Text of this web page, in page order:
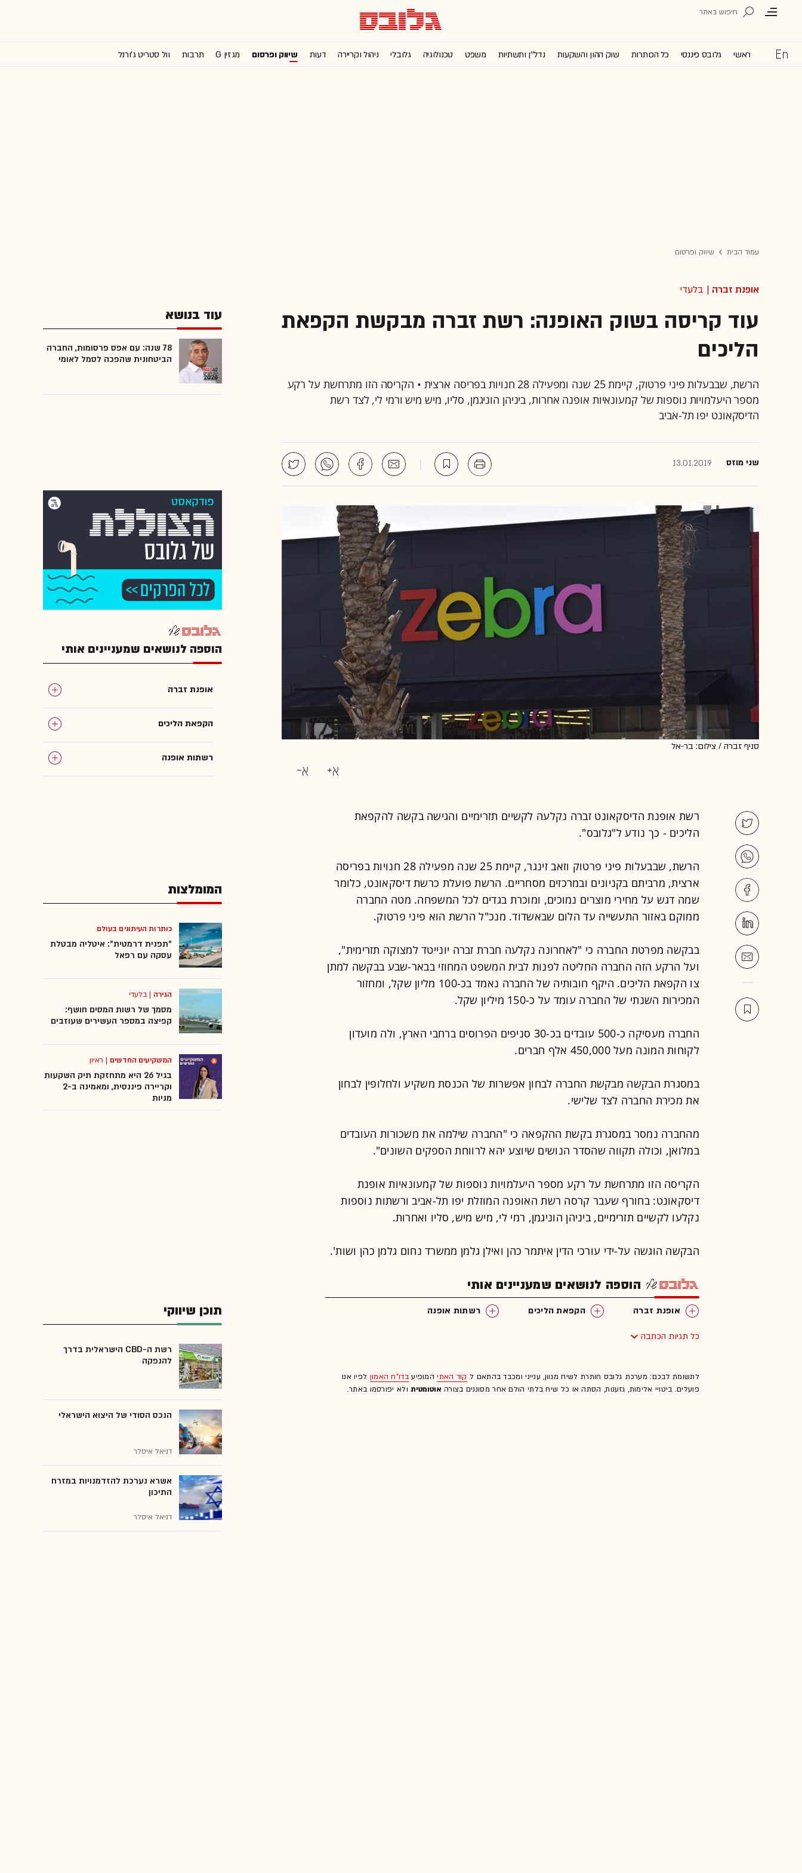
ראשי גלובס פיננסי כל הכותרות שוק ההון והשקעות נדל''ן ותשתיות משפט טכנולוגיה גלובלי ניהול וקריירה דעות שיווק ופרסום מגזין G תרבות וול סטריט ג'ורנל
עמוד הבית שיווק ופרסום
אופנת זברה | בלעדי
עוד קריסה בשוק האופנה: רשת זברה מבקשת הקפאת
הליכים
הרשת, שבבעלות פיני פרטוק, קיימת 25 שנה ומפעילה 28 חנויות בפריסה ארצית • הקריסה הזו מתרחשת על רקע
מספר היעלמויות נוספות של קמעונאיות אופנה אחרות, ביניהן הוניגמן, סליו, מיש מיש ורמי לי, לצד רשת
הדיסקאונט יפו תל-אביב
שני מוזס 13.01.2019
סניף זברה / צילום: בר-אל
רשת אופנת הדיסקאונט זברה נקלעה לקשיים תזרימיים והגישה בקשה להקפאת
הליכים - כך נודע ל"גלובס".
הרשת, שבבעלות פיני פרטוק וזאב זינגר, קיימת 25 שנה מפעילה 28 חנויות בפריסה
ארצית, מרביתם בקניונים ובמרכזים מסחריים. הרשת פועלת כרשת דיסקאונט, כלומר
שמה דגש על מחירי מוצרים נמוכים, ומוכרת בגדים לכל המשפחה. מטה החברה
ממוקם באזור התעשייה עד הלום שבאשדוד. מנכ"ל הרשת הוא פיני פרטוק.
בבקשה מפרטת החברה כי "לאחרונה נקלעה חברת זברה יונייטד למצוקה תזרימית",
ועל הרקע הזה החברה החליטה לפנות לבית המשפט המחוזי בבאר-שבע בבקשה למתן
צו הקפאת הליכים. היקף חובותיה של החברה נאמד בכ-100 מליון שקל, ומחזור
המכירות השנתי של החברה עומד על כ-150 מיליון שקל.
החברה מעסיקה כ-500 עובדים בכ-30 סניפים הפרוסים ברחבי הארץ, ולה מועדון
לקוחות המונה מעל 450,000 אלף חברים.
במסגרת הבקשה מבקשת החברה לבחון אפשרות של הכנסת משקיע ולחלופין לבחון
את מכירת החברה לצד שלישי.
מהחברה נמסר במסגרת בקשת ההקפאה כי "החברה שילמה את משכורות העובדים
במלואן, וכולה תקווה שהסדר הנושים שיוצע יהא לרווחת הספקים השונים".
הקריסה הזו מתרחשת על רקע מספר היעלמויות נוספות של קמעונאיות אופנת
דיסקאונט: בחורף שעבר קרסה רשת האופנה המוזלת יפו תל-אביב ורשתות נוספות
נקלעו לקשיים תזרימיים, ביניהן הוניגמן, רמי לי, מיש מיש, סליו ואחרות.
הבקשה הוגשה על-ידי עורכי הדין איתמר כהן ואילן גלמן ממשרד נחום גלמן כהן ושות'.
הוספה לנושאים שמעניינים אותי
אופנת זברה הקפאת הליכים רשתות אופנה
כל תגיות הכתבה
לתשומת לבכם: מערכת גלובס חותרת לשיח מגוון, ענייני ומכבד בהתאם ל קוד האתיהמופיעבדו"ח האמון לפיו אנו
פועלים. ביטויי אלימות, גזענות, הסתה או כל שיח בלתי הולם אחר מסוננים בצורה אוטומטיתולא יפורסמו באתר.
עוד בנושא
78 שנה: עם אפס פרסומות, החברה
הביטחונית שהפכה לסמל לאומי
הוספה לנושאים שמעניינים אותי
אופנת זברה
הקפאת הליכים
רשתות אופנה
המומלצות
כותרות העיתונים בעולם
"תפנית דרמטית": איטליה מבטלת
עסקה עם רפאל
הגירה |בלעדי
מסמך של רשות המסים חושף:
קפיצה במספר העשירים שעוזבים
המשקיעים החדשים | ראיון
בגיל 26 היא מתחזקת תיק השקעות
וקריירה פיננסית, ומאמינה ב-2
מניות
תוכן שיווקי
רשת ה-CBD הישראלית בדרך
להנפקה
הנכס הסודי של היצוא הישראלי
דניאל איסלר
אשרא נערכת להזדמנויות במזרח
התיכון
דניאל איסלר